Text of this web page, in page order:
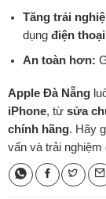
Tăng trải
dụngđiện thoại
An toàn hơn:
Apple Đà Nẵng
iPhone, từ sửa
chính hãng. Hãy
vấn và trải nghiệm